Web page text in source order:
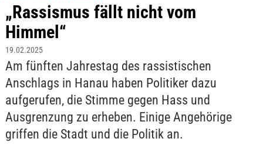
„Rassismus fällt nicht vom
Himmel“
19.02.2025
Am fünften Jahrestag des rassistischen
Anschlags in Hanau haben Politiker dazu
aufgerufen, die Stimme gegen Hass und
Ausgrenzung zu erheben. Einige Angehörige
griffen die Stadt und die Politik an.